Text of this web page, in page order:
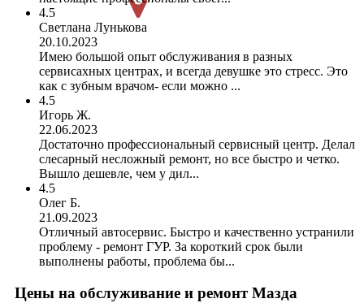
4.5
Светлана Лунькова
20.10.2023
Имею большой опыт обслуживания в разных
сервисахных центрах, и всегда девушке это стресс. Это
как с зубным врачом- если можно ...
4.5
Игорь Ж.
22.06.2023
Достаточно профессиональный сервисный центр. Делал
слесарный несложный ремонт, но все быстро и четко.
Вышло дешевле, чем у дил...
4.5
Олег Б.
21.09.2023
Отличный автосервис. Быстро и качественно устранили
проблему - ремонт ГУР. За короткий срок были
выполнены работы, проблема бы...
Цены на обслуживание и ремонт Мазда